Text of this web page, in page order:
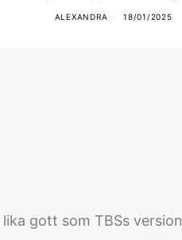
ALEXANDRA 18/01/2025
gott som TBSs version